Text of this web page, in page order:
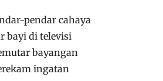
pendar cahaya
bayi di televisi
bayangan
ingatan